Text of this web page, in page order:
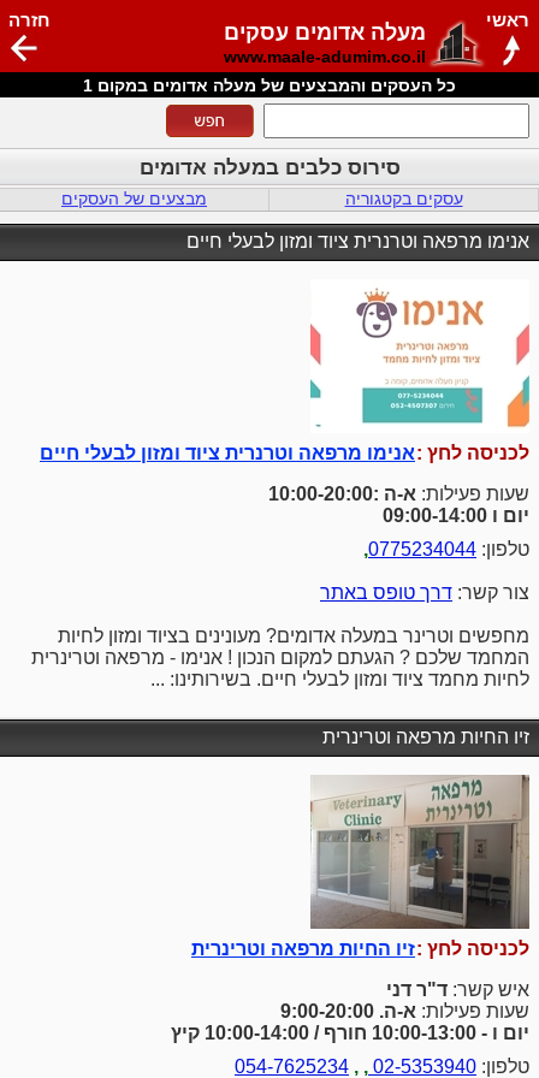
מעלה אדומים עסקים
www.maale-adumim.co.il
חזרה ראשי
כל העסקים והמבצעים של מעלה אדומים במקום 1
סירוס כלבים במעלה אדומים
עסקים בקטגוריה מבצעים של העסקים
אנימו מרפאה וטרנרית ציוד ומזון לבעלי חיים
לכניסה לחץ :אנימו מרפאה וטרנרית ציוד ומזון לבעלי חיים
שעות פעילות: א-ה :10:00-20:00
יום ו 09:00-14:00
טלפון: 0775234044
,
צור קשר: דרך טופס באתר
מחפשים וטרינר במעלה אדומים? מעונינים בציוד ומזון לחיות
המחמד שלכם ? הגעתם למקום הנכון ! אנימו - מרפאה וטרינרית
לחיות מחמד ציוד ומזון לבעלי חיים. בשירותינו: ...
זיו החיות מרפאה וטרינרית
לכניסה לחץ :זיו החיות מרפאה וטרינרית
איש קשר: ד"ר דני
שעות פעילות: א-ה. 9:00-20:00
יום ו - 10:00-13:00 חורף / 10:00-14:00 קיץ
טלפון: 02-5353940
,
,
054-7625234